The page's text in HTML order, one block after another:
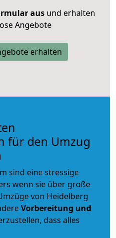
ausund erhalten
Angebote
erhalten
für den Umzug
sind eine stressige
wenn sie über große
von Heidelberg
Vorbereitung und
dass alles